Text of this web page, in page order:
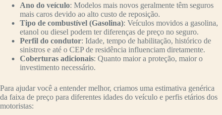
Ano do veículo: Modelos mais novos geralmente têm seguros
mais caros devido ao alto custo de reposição.
Tipo de combustível (Gasolina): Veículos movidos a gasolina,
etanol ou diesel podem ter diferenças de preço no seguro.
Perfil do condutor: Idade, tempo de habilitação, histórico de
sinistros e até o CEP de residência influenciam diretamente.
Coberturas adicionais: Quanto maior a proteção, maior o
investimento necessário.
Para ajudar você a entender melhor, criamos uma estimativa genérica
da faixa de preço para diferentes idades do veículo e perfis etários dos
motoristas: